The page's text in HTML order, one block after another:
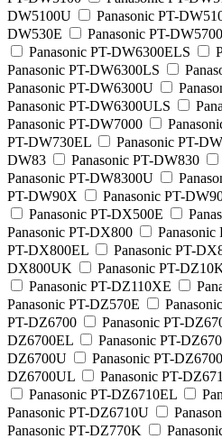
DW5100U
Panasonic PT-
DW530E
Panasonic PT-
Panasonic PT-DW6300ELS
Panasonic PT-DW6300LS
Panasonic PT-DW6300U
Panasonic PT-DW6300ULS
Panasonic PT-DW7000
PT-DW730EL
Panasonic PT-
DW83
Panasonic PT-DW830
Panasonic PT-DW8300U
PT-DW90X
Panasonic PT-
Panasonic PT-DX500E
Panasonic PT-DX800
PT-DX800EL
Panasonic PT-
DX800UK
Panasonic PT-
Panasonic PT-DZ110XE
Panasonic PT-DZ570E
PT-DZ6700
Panasonic PT-
DZ6700EL
Panasonic PT-
DZ6700U
Panasonic PT-
DZ6700UL
Panasonic PT-
Panasonic PT-DZ6710EL
Panasonic PT-DZ6710U
Panasonic PT-DZ770K